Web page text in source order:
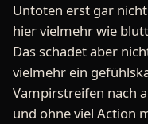
Untoten erst gar
hier vielmehr wie
Das schadet aber
vielmehr ein
Vampirstreifen nach
und ohne viel Action